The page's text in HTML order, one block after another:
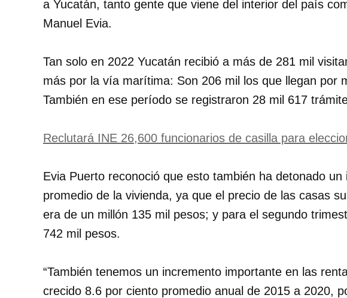
a Yucatán, tanto gente que viene del interior del país
Manuel Evia.
Tan solo en 2022 Yucatán recibió a más de 281 mil
más por la vía marítima: Son 206 mil los que llegan por
También en ese período se registraron 28 mil 617
Reclutará INE 26,600 funcionarios de casilla para
Evia Puerto reconoció que esto también ha detonado
promedio de la vivienda, ya que el precio de las casas
era de un millón 135 mil pesos; y para el segundo
742 mil pesos.
“También tenemos un incremento importante en las
crecido 8.6 por ciento promedio anual de 2015 a 2020,